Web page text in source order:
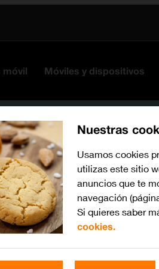
móvil Móviles y dispositivos
Nuestras
Usamos cookies
utilizas este sitio
anuncios que te
navegación
Si quieres saber
cookies.